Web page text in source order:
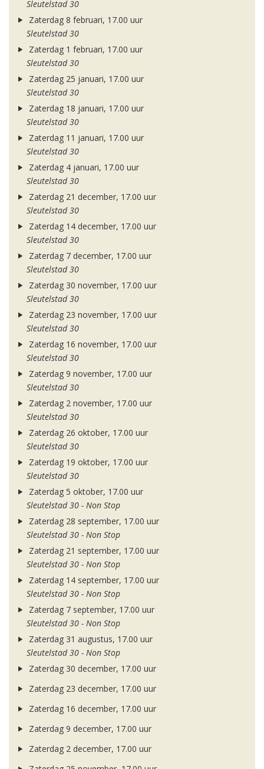
Sleutelstad 30
Zaterdag 8 februari, 17.00 uur
Sleutelstad 30
Zaterdag 1 februari, 17.00 uur
Sleutelstad 30
Zaterdag 25 januari, 17.00 uur
Sleutelstad 30
Zaterdag 18 januari, 17.00 uur
Sleutelstad 30
Zaterdag 11 januari, 17.00 uur
Sleutelstad 30
Zaterdag 4 januari, 17.00 uur
Sleutelstad 30
Zaterdag 21 december, 17.00 uur
Sleutelstad 30
Zaterdag 14 december, 17.00 uur
Sleutelstad 30
Zaterdag 7 december, 17.00 uur
Sleutelstad 30
Zaterdag 30 november, 17.00 uur
Sleutelstad 30
Zaterdag 23 november, 17.00 uur
Sleutelstad 30
Zaterdag 16 november, 17.00 uur
Sleutelstad 30
Zaterdag 9 november, 17.00 uur
Sleutelstad 30
Zaterdag 2 november, 17.00 uur
Sleutelstad 30
Zaterdag 26 oktober, 17.00 uur
Sleutelstad 30
Zaterdag 19 oktober, 17.00 uur
Sleutelstad 30
Zaterdag 5 oktober, 17.00 uur
Sleutelstad 30 - Non Stop
Zaterdag 28 september, 17.00 uur
Sleutelstad 30 - Non Stop
Zaterdag 21 september, 17.00 uur
Sleutelstad 30 - Non Stop
Zaterdag 14 september, 17.00 uur
Sleutelstad 30 - Non Stop
Zaterdag 7 september, 17.00 uur
Sleutelstad 30 - Non Stop
Zaterdag 31 augustus, 17.00 uur
Sleutelstad 30 - Non Stop
Zaterdag 30 december, 17.00 uur
Zaterdag 23 december, 17.00 uur
Zaterdag 16 december, 17.00 uur
Zaterdag 9 december, 17.00 uur
Zaterdag 2 december, 17.00 uur